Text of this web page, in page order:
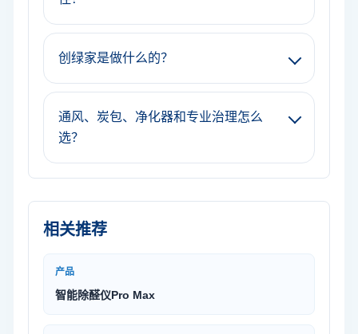
创绿家是做什么的？
通风、炭包、净化器和专业治理怎么
选？
相关推荐
产品
智能除醛仪Pro Max